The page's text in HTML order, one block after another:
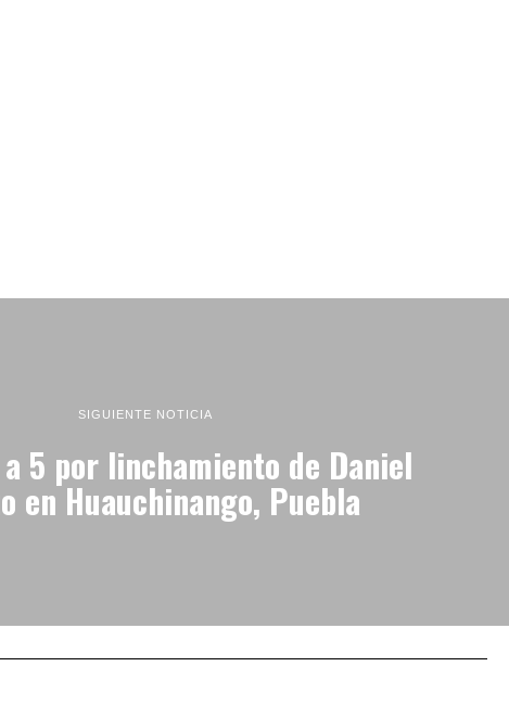
SIGUIENTE NOTICIA
5 por linchamiento de Daniel
en Huauchinango, Puebla